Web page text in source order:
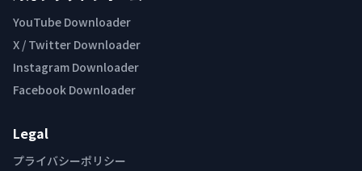
YouTube Downloader
X / Twitter Downloader
Instagram Downloader
Facebook Downloader
Legal
プライバシーポリシー